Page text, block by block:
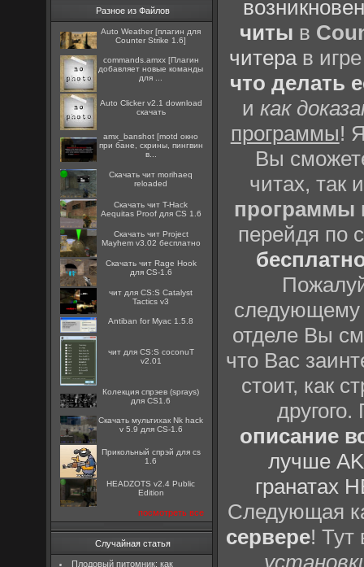
Разное из Файлов
Auto Weather [плагин для
Counter Strike 1.6]
commands.amxx [Плагин
добавляет новые команды
для ...
Auto Clicker v2.1 download
скачать
amx_banshot [motd окно
при бане, скрины, пингвин
в...
Скачать чит morihaeq
reloaded
Скачать чит T-Hack
Aequitas Proof для CS 1.6
Скачать чит Project
Mayhem v3.02 бесплатно
Скачать чит Rage Hook
для CS-1.6
чит для CS:S Catalyst
Tactics v3
Antiban for Myac 1.5.8
чит для CS:S coconuT
v2.01
Колекция спрэев (sprays)
для CS1.6
Скачать мультихак Nk hack
v 5.9 для CS-1.6
Прикольный спрэй для cs
1.6
HEADZOTS v2.4 Public
Edition
посмотреть все
Случайная статья
Плодовый питомник: как
читы в
читерав
что делать
икак
программы!
Вы
читах, так
программы
перейдя по
отделе Вы
что Вас
стоит, как
описание
лучше
гранатах
Следующая
сервере! Тут